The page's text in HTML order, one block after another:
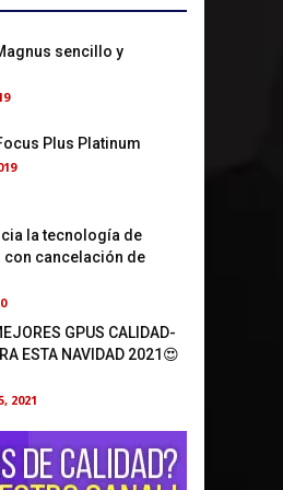
sencillo y
Plus Platinum
la tecnología de
cancelación de
GPUS CALIDAD-
ESTA NAVIDAD 2021😍
2021